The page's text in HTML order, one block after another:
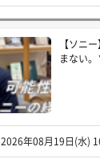
【ソニ
まない。
2026年08月19日(水)